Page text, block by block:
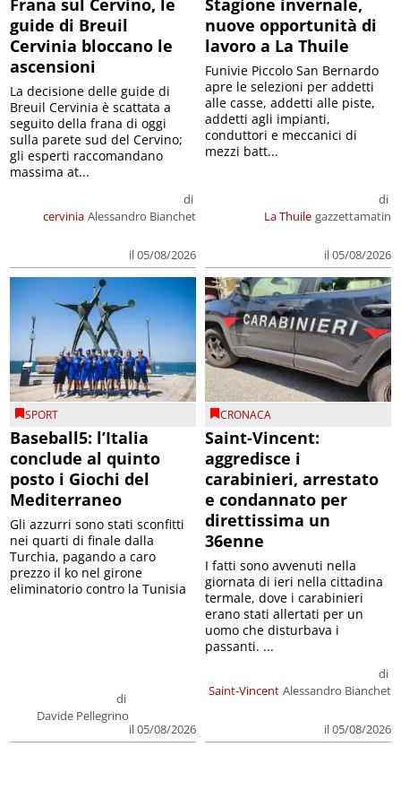
Frana sul Cervino, le
guide di Breuil
Cervinia bloccano le
ascensioni
cervinia
di
Alessandro Bianchet
il 05/08/2026
La decisione delle guide di
Breuil Cervinia è scattata a
seguito della frana di oggi
sulla parete sud del Cervino;
gli esperti raccomandano
massima at...
Stagione invernale,
nuove opportunità di
lavoro a La Thuile
La Thuile
di
gazzettamatin
il 05/08/2026
Funivie Piccolo San Bernardo
apre le selezioni per addetti
alle casse, addetti alle piste,
addetti agli impianti,
conduttori e meccanici di
mezzi batt...
SPORT
Baseball5: l’Italia
conclude al quinto
posto i Giochi del
Mediterraneo
di
Davide Pellegrino
il 05/08/2026
Gli azzurri sono stati sconfitti
nei quarti di finale dalla
Turchia, pagando a caro
prezzo il ko nel girone
eliminatorio contro la Tunisia
CRONACA
Saint-Vincent:
aggredisce i
carabinieri, arrestato
e condannato per
direttissima un
36enne
Saint-Vincent
di
Alessandro Bianchet
il 05/08/2026
I fatti sono avvenuti nella
giornata di ieri nella cittadina
termale, dove i carabinieri
erano stati allertati per un
uomo che disturbava i
passanti. ...